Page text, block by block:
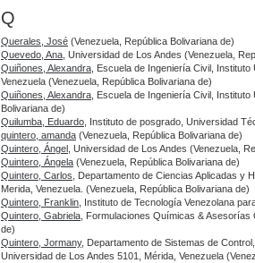
Q
Querales, José (Venezuela, República Bolivariana de)
Quevedo, Ana , Universidad de Los Andes (Venezuela,
Quiñones, Alexandra , Escuela de Ingeniería Civil,
Venezuela (Venezuela, República Bolivariana de)
Quiñones, Alexandra , Escuela de Ingeniería Civil,
Bolivariana de)
Quilumba, Eduardo , Instituto de posgrado, Universidad
quintero, amanda (Venezuela, República Bolivariana de)
Quintero, Ángel
, Universidad de Los Andes (Venezuela,
Quintero, Ángela (Venezuela, República Bolivariana de)
Quintero, Carlos , Departamento de Ciencias Aplicadas y
Merida, Venezuela. (Venezuela, República Bolivariana de)
Quintero, Franklin , Instituto de Tecnología Venezolana
Quintero, Gabriela , Formulaciones Químicas &
de)
Quintero, Jormany, Departamento de Sistemas de
Universidad de Los Andes 5101, Mérida, Venezuela